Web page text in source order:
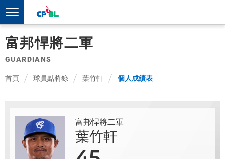
富邦悍將二軍
GUARDIANS
首頁 球員點將錄 葉竹軒 個人成績表
富邦悍將二軍
葉竹軒